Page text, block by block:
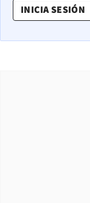
INICIA SESIÓN